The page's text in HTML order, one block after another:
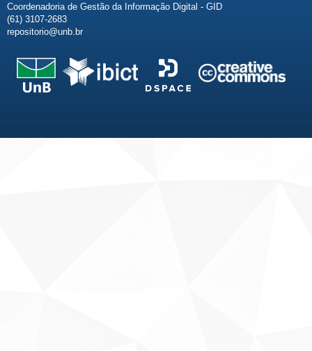
Coordenadoria de Gestão da Informação Digital - GID
(61) 3107-2683
repositorio@unb.br